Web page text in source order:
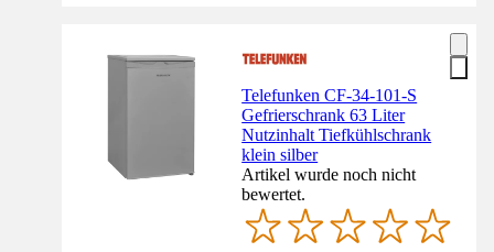
Telefunken CF-34-101-S
Gefrierschrank 63 Liter
Nutzinhalt Tiefkühlschrank
klein silber
Artikel wurde noch nicht
bewertet.